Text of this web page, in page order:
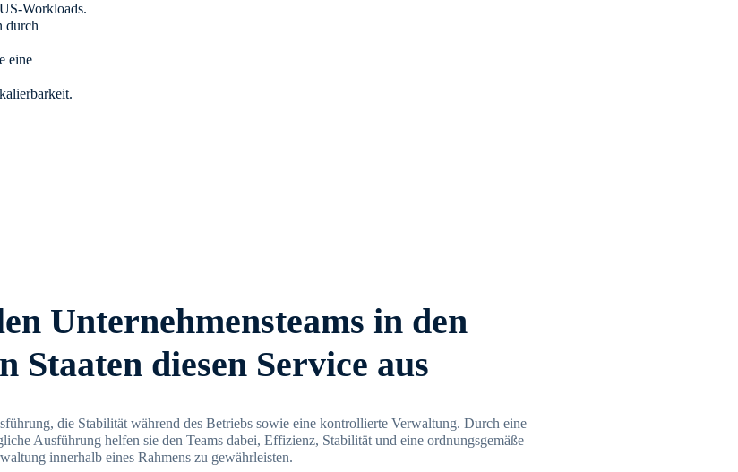
Workloads.
durch
eine
Unternehmensteams in den
Staaten diesen Service aus
die Stabilität während des Betriebs sowie eine kontrollierte Verwaltung. Durch eine
Ausführung helfen sie den Teams dabei, Effizienz, Stabilität und eine ordnungsgemäße
innerhalb eines Rahmens zu gewährleisten.